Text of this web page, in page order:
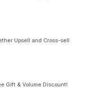
Upsell and Cross-sell
Gift & Volume Discount!